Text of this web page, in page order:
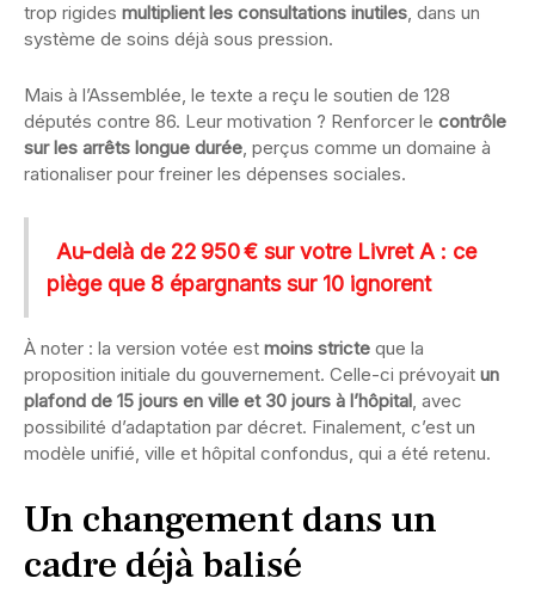
trop rigides multiplient les consultations inutiles, dans un
système de soins déjà sous pression.
Mais à l’Assemblée, le texte a reçu le soutien de 128
députés contre 86. Leur motivation ? Renforcer le contrôle
sur les arrêts longue durée, perçus comme un domaine à
rationaliser pour freiner les dépenses sociales.
Au-delà de 22 950 € sur votre Livret A : ce
piège que 8 épargnants sur 10 ignorent
À noter : la version votée est moins stricte que la
proposition initiale du gouvernement. Celle-ci prévoyait un
plafond de 15 jours en ville et 30 jours à l’hôpital, avec
possibilité d’adaptation par décret. Finalement, c’est un
modèle unifié, ville et hôpital confondus, qui a été retenu.
Un changement dans un
cadre déjà balisé